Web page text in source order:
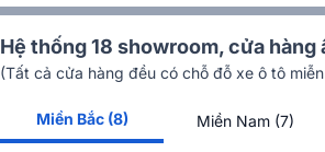
Hệ thống 18 showroom, cửa hàng
(Tất cả cửa hàng đều có chỗ đỗ xe ô tô
Miền Bắc (8) Miền Nam (7)